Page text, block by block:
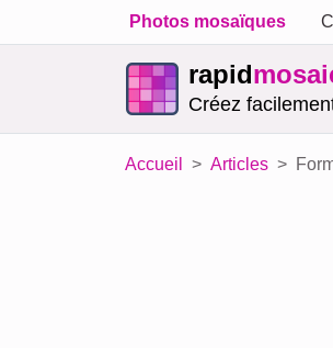
Photos mosaïques
rapid
Créez
Accueil Articles